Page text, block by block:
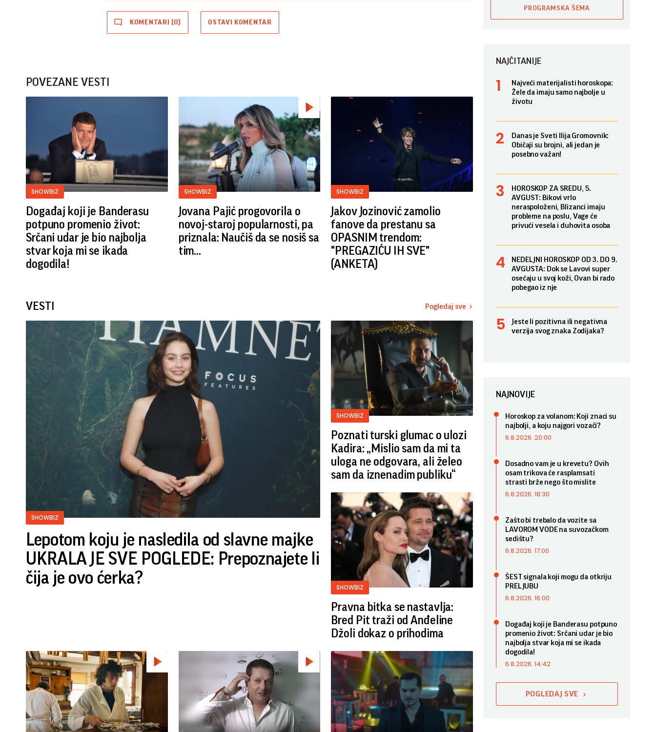
KOMENTARI (0) OSTAVI KOMENTAR
POVEZANE VESTI
SHOWBIZ
Događaj koji je Banderasu
potpuno promenio život:
Srčani udar je bio najbolja
stvar koja mi se ikada
dogodila!
SHOWBIZ
Jovana Pajić progovorila o
novoj-staroj popularnosti, pa
priznala: Naučiš da se nosiš sa
tim...
SHOWBIZ
Jakov Jozinović zamolio
fanove da prestanu sa
OPASNIM trendom:
"PREGAZIĆU IH SVE"
(ANKETA)
VESTI Pogledaj sve
SHOWBIZ
Lepotom koju je nasledila od slavne majke
UKRALA JE SVE POGLEDE: Prepoznajete li
čija je ovo ćerka?
SHOWBIZ
Poznati turski glumac o ulozi
Kadira: „Mislio sam da mi ta
uloga ne odgovara, ali želeo
sam da iznenadim publiku“
SHOWBIZ
Pravna bitka se nastavlja:
Bred ​​Pit traži od Anđeline
Džoli dokaz o prihodima
PROGRAMSKA ŠEMA
NAJČITANIJE
Najveći materijalisti horoskopa:
Žele da imaju samo najbolje u
životu
Danas je Sveti Ilija Gromovnik:
Običaji su brojni, ali jedan je
posebno važan!
HOROSKOP ZA SREDU, 5.
AVGUST: Bikovi vrlo
neraspoloženi, Blizanci imaju
probleme na poslu, Vage će
privući vesela i duhovita osoba
NEDELJNI HOROSKOP OD 3. DO 9.
AVGUSTA: Dok se Lavovi super
osećaju u svoj koži, Ovan bi rado
pobegao iz nje
Jeste li pozitivna ili negativna
verzija svog znaka Zodijaka?
NAJNOVIJE
Horoskop za volanom: Koji znaci su
najbolji, a koju najgori vozači?
6.8.2026. 20:00
Dosadno vam je u krevetu? Ovih
osam trikova će rasplamsati
strasti brže nego što mislite
6.8.2026. 18:30
Zašto bi trebalo da vozite sa
LAVOROM VODE na suvozačkom
sedištu?
6.8.2026. 17:00
ŠEST signala koji mogu da otkriju
PRELJUBU
6.8.2026. 16:00
Događaj koji je Banderasu potpuno
promenio život: Srčani udar je bio
najbolja stvar koja mi se ikada
dogodila!
6.8.2026. 14:42
POGLEDAJ SVE